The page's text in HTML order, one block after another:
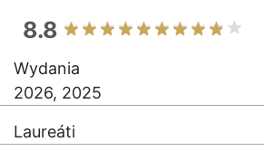
8.8
Wydania
2026, 2025
Laureáti